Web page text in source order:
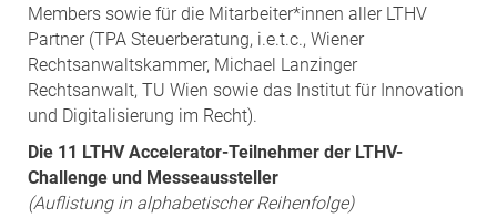
Members sowie für die Mitarbeiter*innen aller LTHV
Partner (TPA Steuerberatung, i.e.t.c., Wiener
Rechtsanwaltskammer, Michael Lanzinger
Rechtsanwalt, TU Wien sowie das Institut für Innovation
und Digitalisierung im Recht).
Die 11 LTHV Accelerator-Teilnehmer der LTHV-
Challenge und Messeaussteller
(Auflistung in alphabetischer Reihenfolge)